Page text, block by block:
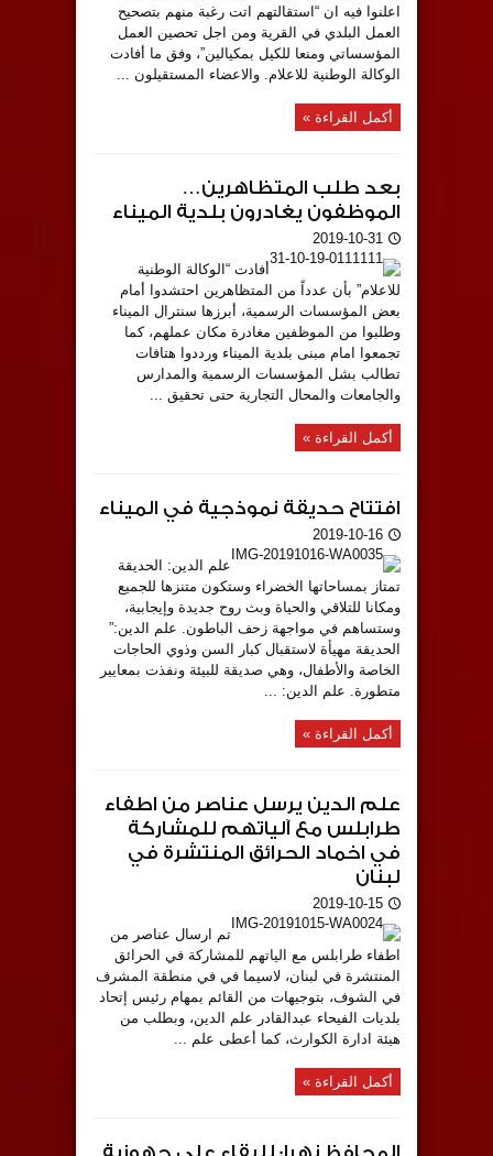
اعلنوا فيه ان “استقالتهم اتت رغبة منهم بتصحيح
العمل البلدي في القرية ومن اجل تحصين العمل
المؤسساتي ومنعا للكيل بمكيالين”، وفق ما أفادت
الوكالة الوطنية للاعلام. والاعضاء المستقيلون ...
أكمل القراءة »
بعد طلب المتظاهرين…
الموظفون يغادرون بلدية الميناء
2019-10-31
أفادت “الوكالة الوطنية
للاعلام” بأن عدداً من المتظاهرين احتشدوا أمام
بعض المؤسسات الرسمية، أبرزها سنترال الميناء
وطلبوا من الموظفين مغادرة مكان عملهم، كما
تجمعوا امام مبنى بلدية الميناء ورددوا هتافات
تطالب بشل المؤسسات الرسمية والمدارس
والجامعات والمحال التجارية حتى تحقيق ...
أكمل القراءة »
افتتاح حديقة نموذجية في الميناء
2019-10-16
علم الدين: الحديقة
تمتاز بمساحاتها الخضراء وستكون متنزها للجميع
ومكانا للتلاقي والحياة وبث روح جديدة وإيجابية،
وستساهم في مواجهة زحف الباطون. علم الدين:”
الحديقة مهيأة لاستقبال كبار السن وذوي الحاجات
الخاصة والأطفال، وهي صديقة للبيئة ونفذت بمعايير
متطورة. علم الدين: ...
أكمل القراءة »
علم الدين يرسل عناصر من اطفاء
طرابلس مع آلياتهم للمشاركة
في اخماد الحرائق المنتشرة في
لبنان
2019-10-15
تم ارسال عناصر من
اطفاء طرابلس مع الياتهم للمشاركة في الحرائق
المنتشرة في لبنان، لاسيما في في منطقة المشرف
في الشوف، بتوجيهات من القائم بمهام رئيس إتحاد
بلديات الفيحاء عبدالقادر علم الدين، وبطلب من
هيئة ادارة الكوارث، كما أعطى علم ...
أكمل القراءة »